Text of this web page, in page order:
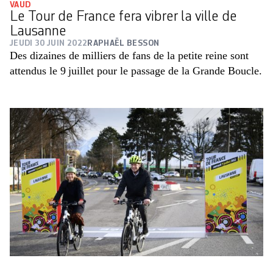
VAUD
Le Tour de France fera vibrer la ville de
Lausanne
JEUDI 30 JUIN 2022 RAPHAËL BESSON
Des dizaines de milliers de fans de la petite reine sont
attendus le 9 juillet pour le passage de la Grande Boucle.